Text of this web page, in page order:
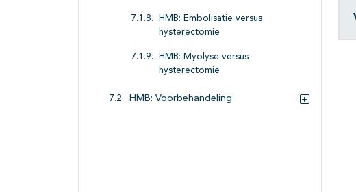
HMB: Embolisatie versus
hysterectomie
HMB: Myolyse versus
hysterectomie
HMB: Voorbehandeling